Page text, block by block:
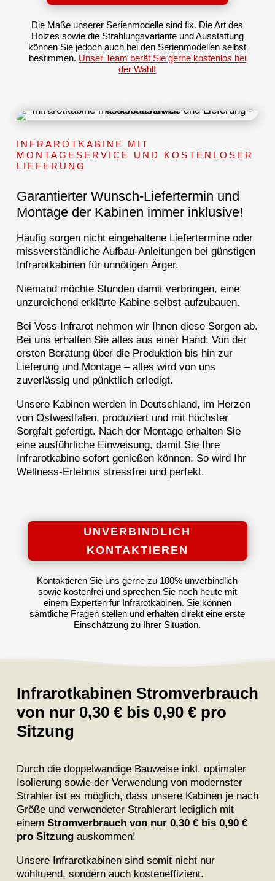
Die Maße unserer Serienmodelle sind fix. Die Art des
Holzes sowie die Strahlungsvariante und Ausstattung
können Sie jedoch auch bei den Serienmodellen selbst
bestimmen. Unser Team berät Sie gerne kostenlos bei
der Wahl!
INFRAROTKABINE MIT
MONTAGESERVICE UND KOSTENLOSER
LIEFERUNG
Garantierter Wunsch-Liefertermin und
Montage der Kabinen immer inklusive!
Häufig sorgen nicht eingehaltene Liefertermine oder
missverständliche Aufbau-Anleitungen bei günstigen
Infrarotkabinen für unnötigen Ärger.
Niemand möchte Stunden damit verbringen, eine
unzureichend erklärte Kabine selbst aufzubauen.
Bei Voss Infrarot nehmen wir Ihnen diese Sorgen ab.
Bei uns erhalten Sie alles aus einer Hand: Von der
ersten Beratung über die Produktion bis hin zur
Lieferung und Montage – alles wird von uns
zuverlässig und pünktlich erledigt.
Unsere Kabinen werden in Deutschland, im Herzen
von Ostwestfalen, produziert und mit höchster
Sorgfalt gefertigt. Nach der Montage erhalten Sie
eine ausführliche Einweisung, damit Sie Ihre
Infrarotkabine sofort genießen können. So wird Ihr
Wellness-Erlebnis stressfrei und perfekt.
UNVERBINDLICH
KONTAKTIEREN
Kontaktieren Sie uns gerne zu 100% unverbindlich
sowie kostenfrei und sprechen Sie noch heute mit
einem Experten für Infrarotkabinen. Sie können
sämtliche Fragen stellen und erhalten direkt eine erste
Einschätzung zu Ihrer Situation.
Infrarotkabinen Stromverbrauch
von nur 0,30 € bis 0,90 € pro
Sitzung
Durch die doppelwandige Bauweise inkl. optimaler
Isolierung sowie der Verwendung von modernster
Strahler ist es möglich, dass unsere Kabinen je nach
Größe und verwendeter Strahlerart lediglich mit
einem Stromverbrauch von nur 0,30 € bis 0,90 €
pro Sitzungauskommen!
Unsere Infrarotkabinen sind somit nicht nur
wohltuend, sondern auch kosteneffizient.